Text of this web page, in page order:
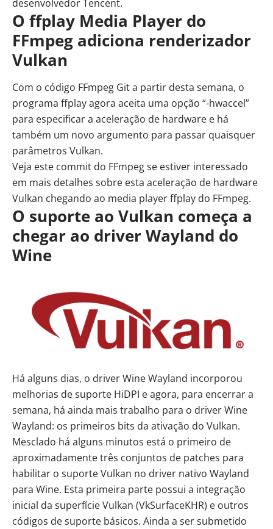
desenvolvedor Tencent.
O ffplay Media Player do
FFmpeg adiciona renderizador
Vulkan
Com o código FFmpeg Git a partir desta semana, o
programa ffplay agora aceita uma opção “-hwaccel”
para especificar a aceleração de hardware e há
também um novo argumento para passar quaisquer
parâmetros Vulkan.
Veja este commit do FFmpegse estiver interessado
em mais detalhes sobre esta aceleração de hardware
Vulkan chegando ao media player ffplay do FFmpeg.
O suporte ao Vulkan começa a
chegar ao driver Wayland do
Wine
Há alguns dias, o driver Wine Wayland incorporou
melhorias de suporte HiDPI e agora, para encerrar a
semana, há ainda mais trabalho para o driver Wine
Wayland: os primeiros bits da ativação do Vulkan.
Mesclado há alguns minutos está o primeiro de
aproximadamente três conjuntos de patches para
habilitar o suporte Vulkan no driver nativo Wayland
para Wine. Esta primeira parte possui a integração
inicial da superfície Vulkan (VkSurfaceKHR) e outros
códigos de suporte básicos. Ainda a ser submetido